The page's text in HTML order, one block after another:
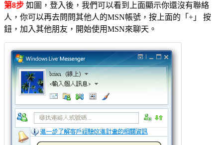
第8步 如圖，登入後，我們可以看到上面顯示你還沒有聯絡
人，你可以再去問問其他人的MSN帳號，按上面的「+」 按
鈕，加入其他朋友，開始使用MSN來聊天。